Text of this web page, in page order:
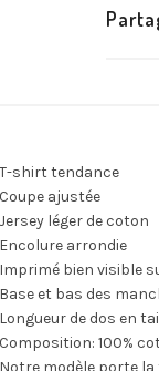
shirt tendance
ajustée
léger de coton
arrondie
bien visible
et bas des
de dos en
100%